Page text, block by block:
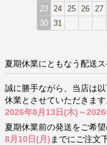
23 24 25 26 27
30 31
夏期休業にともなう配送
誠に勝手ながら、当店は
休業とさせていただきます
2026年8月13日(木)～
夏期休業前の発送をご希
8月10日(月) までにご注文